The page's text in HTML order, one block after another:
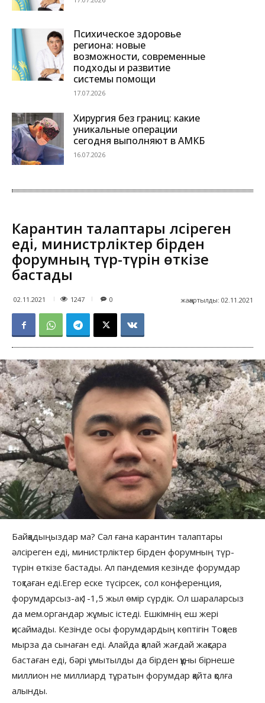
Психическое здоровье
региона: новые
возможности, современные
подходы и развитие
системы помощи
17.07.2026
Хирургия без границ: какие
уникальные операции
сегодня выполняют в АМКБ
16.07.2026